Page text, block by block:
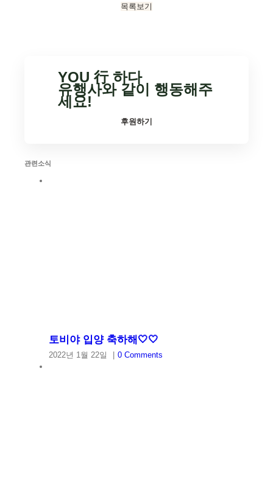
목록보기
YOU 行 하다
유행사와 같이 행동해주
세요!
후원하기
토비야 입양 축하해🤍🤍
2022년 1월 22일 0 Comments